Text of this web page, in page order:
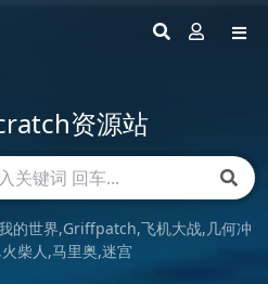
资源站
的世界 Griffpatch 飞机大战 几何冲
火柴人 马里奥 迷宫